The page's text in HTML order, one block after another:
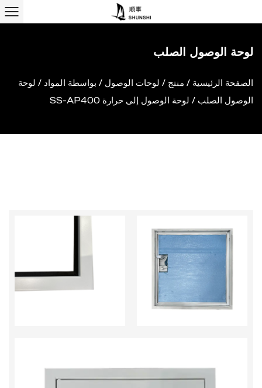
لوحة الوصول الصلب
الصفحة الرئيسية / منتج / لوحات الوصول / بواسطة المواد / لوحة
الوصول الصلب / لوحة الوصول إلى حرارة SS-AP400